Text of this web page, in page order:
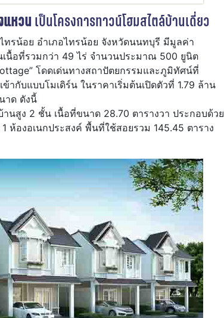
แหวนเป็นโครงการทาวน์โฮมสไตล์บ้านเดี่ยว
ทรน้อย อำเภอไทรน้อย จังหวัดนนทบุรี มีมูลค่า
นื้อที่รวมกว่า 49 ไร่ จำนวนประมาณ 500 ยูนิต
โดดเด่นทางสถาปัตยกรรมและภูมิทัศน์ที่
ากับแบบโมเดิร์น ในราคาเริ่มต้นเปิดตัวที่ 1.79 ล้าน
าด ดังนี้
านสูง 2 ชั้น เนื้อที่ขนาด 28.70 ตารางวา ประกอบด้วย
ห้องอเนกประสงค์ พื้นที่ใช้สอยรวม 145.45 ตาราง